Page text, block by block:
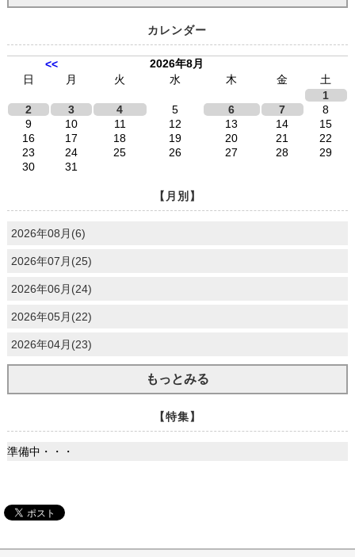
カレンダー
<<
2026年8月
日
月 火 水 木 金
土
1
2
3 4 5 6 7
8
9
10 11 12 13 14
15
16
17 18 19 20 21
22
23
24 25 26 27 28
29
30
31
【月別】
2026年08月(6)
2026年07月(25)
2026年06月(24)
2026年05月(22)
2026年04月(23)
もっとみる
【特集】
準備中・・・